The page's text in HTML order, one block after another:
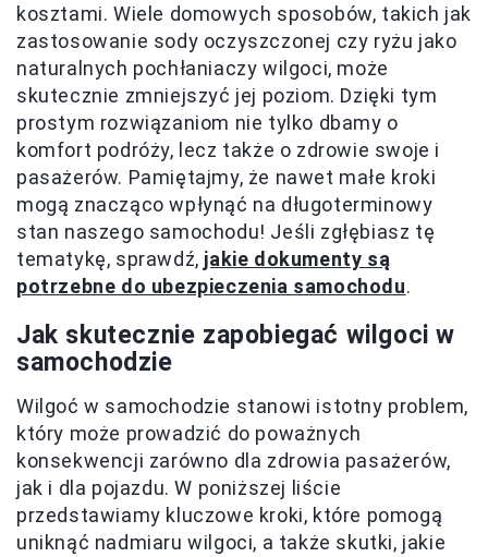
kosztami. Wiele domowych sposobów, takich jak
zastosowanie sody oczyszczonej czy ryżu jako
naturalnych pochłaniaczy wilgoci, może
skutecznie zmniejszyć jej poziom. Dzięki tym
prostym rozwiązaniom nie tylko dbamy o
komfort podróży, lecz także o zdrowie swoje i
pasażerów. Pamiętajmy, że nawet małe kroki
mogą znacząco wpłynąć na długoterminowy
stan naszego samochodu! Jeśli zgłębiasz tę
tematykę, sprawdź, jakie dokumenty są
potrzebne do ubezpieczenia samochodu.
Jak skutecznie zapobiegać wilgoci w
samochodzie
Wilgoć w samochodzie stanowi istotny problem,
który może prowadzić do poważnych
konsekwencji zarówno dla zdrowia pasażerów,
jak i dla pojazdu. W poniższej liście
przedstawiamy kluczowe kroki, które pomogą
uniknąć nadmiaru wilgoci, a także skutki, jakie